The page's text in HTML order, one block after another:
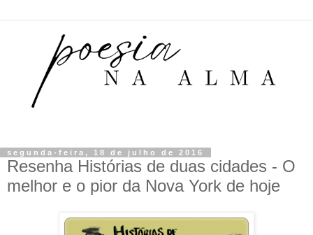
segunda-feira, 18 de julho de 2016
Resenha Histórias de duas cidades - O
melhor e o pior da Nova York de hoje